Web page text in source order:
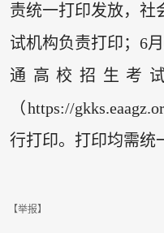
责统一打印发放，社
试机构负责打印；6
通高校招生考
（https://
行打印。打印均需统
【举报】